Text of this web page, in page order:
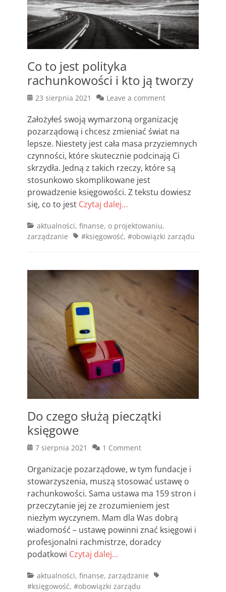
Co to jest polityka
rachunkowości i kto ją tworzy
Posted
23 sierpnia 2021 Leave a comment
Założyłeś swoją wymarzoną organizację
pozarządową i chcesz zmieniać świat na
lepsze. Niestety jest cała masa przyziemnych
czynności, które skutecznie podcinają Ci
skrzydła. Jedną z takich rzeczy, które są
stosunkowo skomplikowane jest
prowadzenie księgowości. Z tekstu dowiesz
się, co to jest Czytaj dalej…
Categories
aktualności, finanse, o projektowaniu,
zarządzanie Tags#księgowość, #obowiązki zarządu
Do czego służą pieczątki
księgowe
Posted
7 sierpnia 2021 1 Comment
Organizacje pozarządowe, w tym fundacje i
stowarzyszenia, muszą stosować ustawę o
rachunkowości. Sama ustawa ma 159 stron i
przeczytanie jej ze zrozumieniem jest
niezłym wyczynem. Mam dla Was dobrą
wiadomość – ustawę powinni znać księgowi i
profesjonalni rachmistrze, doradcy
podatkowi Czytaj dalej…
Categories
aktualności, finanse, zarządzanie Tags
#księgowość, #obowiązki zarządu